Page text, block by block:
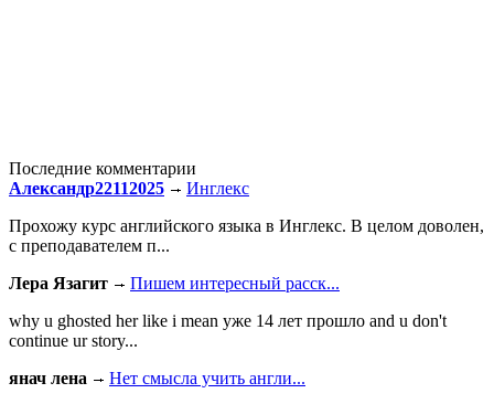
Последние комментарии
Александр22112025
Инглекс
Прохожу курс английского языка в Инглекс. В целом доволен,
с преподавателем п...
Лера Язагит
Пишем интересный расск...
why u ghosted her like i mean уже 14 лет прошло and u don't
continue ur story...
янач лена
Нет смысла учить англи...